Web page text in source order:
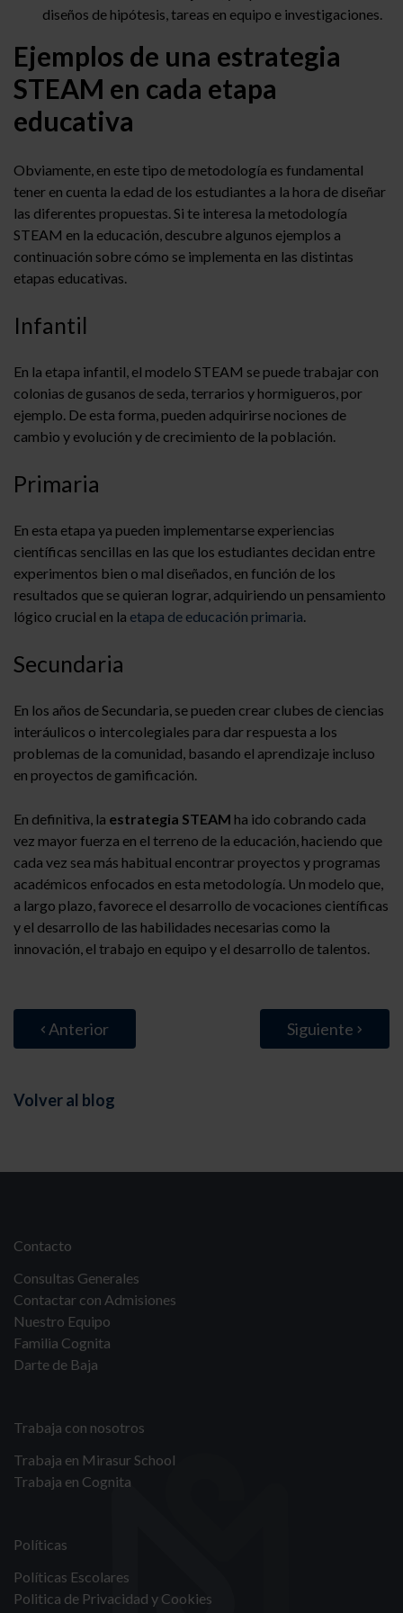
diseños de hipótesis, tareas en equipo e investigaciones.
Ejemplos de una estrategia
STEAM en cada etapa
educativa
Obviamente, en este tipo de metodología es fundamental
tener en cuenta la edad de los estudiantes a la hora de diseñar
las diferentes propuestas. Si te interesa la metodología
STEAM en la educación, descubre algunos ejemplos a
continuación sobre cómo se implementa en las distintas
etapas educativas.
Infantil
En la etapa infantil, el modelo STEAM se puede trabajar con
colonias de gusanos de seda, terrarios y hormigueros, por
ejemplo. De esta forma, pueden adquirirse nociones de
cambio y evolución y de crecimiento de la población.
Primaria
En esta etapa ya pueden implementarse experiencias
científicas sencillas en las que los estudiantes decidan entre
experimentos bien o mal diseñados, en función de los
resultados que se quieran lograr, adquiriendo un pensamiento
lógico crucial en la etapa de educación primaria.
Secundaria
En los años de Secundaria, se pueden crear clubes de ciencias
interáulicos o intercolegiales para dar respuesta a los
problemas de la comunidad, basando el aprendizaje incluso
en proyectos de gamificación.
En definitiva, la estrategia STEAM ha ido cobrando cada
vez mayor fuerza en el terreno de la educación, haciendo que
cada vez sea más habitual encontrar proyectos y programas
académicos enfocados en esta metodología. Un modelo que,
a largo plazo, favorece el desarrollo de vocaciones científicas
y el desarrollo de las habilidades necesarias como la
innovación, el trabajo en equipo y el desarrollo de talentos.
Anterior Siguiente
Volver al blog
Contacto
Consultas Generales
Contactar con Admisiones
Nuestro Equipo
Familia Cognita
Darte de Baja
Trabaja con nosotros
Trabaja en Mirasur School
Trabaja en Cognita
Políticas
Políticas Escolares
Politica de Privacidad y Cookies